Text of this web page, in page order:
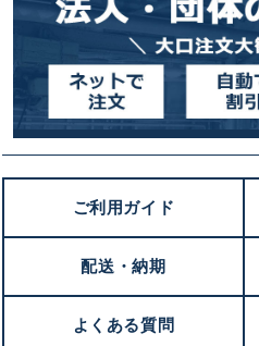
ご利用ガイド
配送・納期
よくある質問